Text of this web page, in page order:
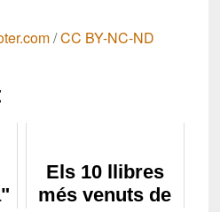
/CC BY-NC-ND
Els 10 llibres
més venuts de